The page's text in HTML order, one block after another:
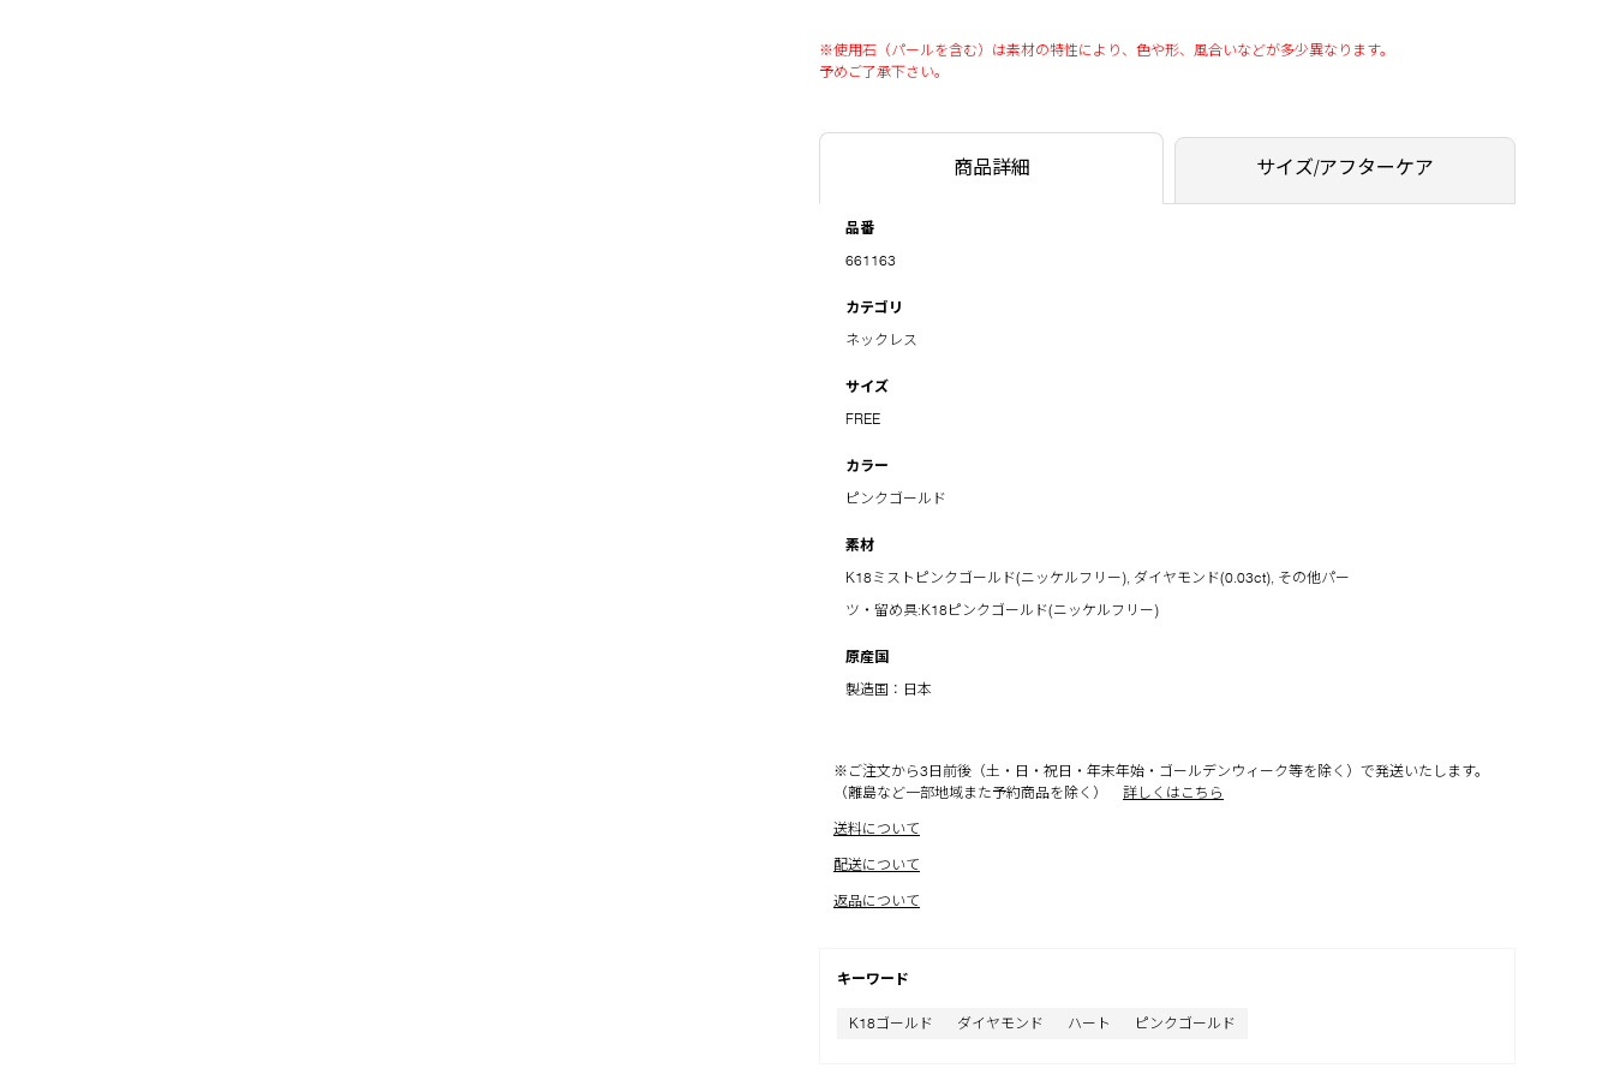
※使用石（パールを含む）は素材の特性により、色や形、風合いなどが多少異なります。
予めご了承下さい。
商品詳細 サイズ/アフターケア
品番
661163
カテゴリ
ネックレス
サイズ
FREE
カラー
ピンクゴールド
素材
K18ミストピンクゴールド(ニッケルフリー), ダイヤモンド(0.03ct), その他パー
ツ・留め具:K18ピンクゴールド(ニッケルフリー)
原産国
製造国：日本
※ご注文から3日前後（土・日・祝日・年末年始・ゴールデンウィーク等を除く）で発送いたします。
（離島など一部地域また予約商品を除く）
詳しくはこちら
送料について
配送について
返品について
キーワード
K18ゴールド ダイヤモンド ハート ピンクゴールド